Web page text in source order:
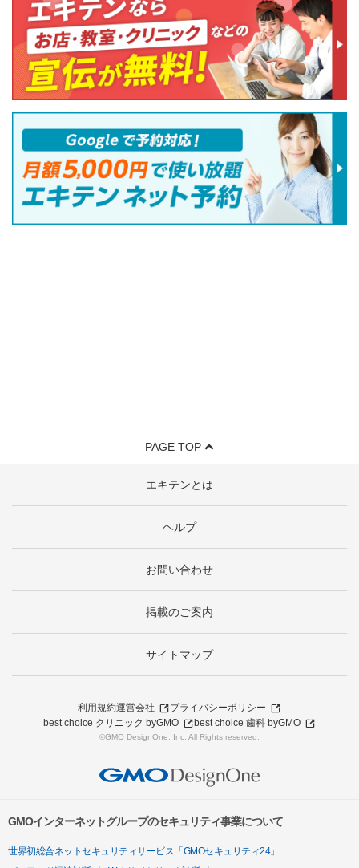
PAGE TOP
エキテンとは
ヘルプ
お問い合わせ
掲載のご案内
サイトマップ
利用規約運営会社
プライバシーポリシー
best choice クリニック byGMO
best choice 歯科 byGMO
©GMO DesignOne, Inc. All Rights reserved.
GMOインターネットグループのセキュリティ事業について
世界初総合ネットセキュリティサービス「GMOセキュリティ24」